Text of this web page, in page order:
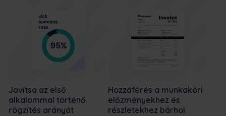
Javítsa az első
alkalommal történő
rögzítés arányát
Hozzáférés a munkaköri
előzményekhez és
részletekhez bárhol